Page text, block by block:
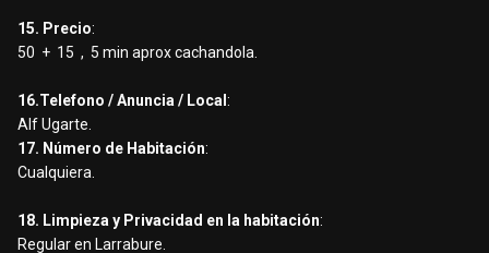
15. Precio:
50 + 15 , 5 min aprox cachandola.
16.Telefono / Anuncia / Local :
Alf Ugarte.
17. Número de Habitación:
Cualquiera.
18. Limpieza y Privacidad en la habitación:
Regular en Larrabure.